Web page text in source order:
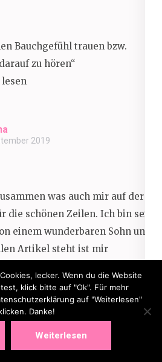
Bauchgefühl trauen bzw.
zu hören“
2019
was auch mir auf der
die schönen Zeilen. Ich bin seit
einem wunderbaren Sohn und
Artikel steht ist mir
nach der Entbindung. Ich rate
eigenen Rhythmus mit
Herzschlag das es beruhigt
Stimme sein die dich
ist oft nur Schein statt
lecker. Wenn du die Website
klick bitte auf "Ok". Für mehr
auf "Weiterlesen"
Danke!
Weiterlesen